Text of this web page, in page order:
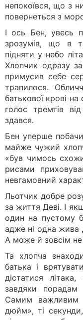
непокоївся, що з
повернеться з
І ось Бен, увесь
зрозумів, що в
підняти у небо
Хлопчик одразу
примусив себе
трапилося.
батькової крові на
голос тремтів
здався.
Бен уперше
майже чужий
«був чимось
рисами
невгамовний
Льотчик добре
за життя Деві. І
один на пустому
адже ні одна жива
А може й зовсім не
Та хлопча
батька і
дістатися
завдяки
Самим важливим
дюйм», ті